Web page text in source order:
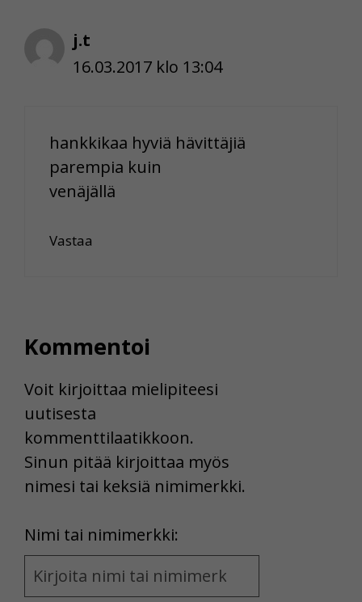
j.t
16.03.2017 klo 13:04
hankkikaa hyviä hävittäjiä
parempia kuin
venäjällä
Vastaa
Kommentoi
Voit kirjoittaa mielipiteesi
uutisesta
kommenttilaatikkoon.
Sinun pitää kirjoittaa myös
nimesi tai keksiä nimimerkki.
Nimi tai nimimerkki:
Name
and